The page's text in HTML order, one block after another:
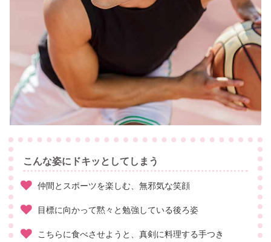
こんな姿にドキッとしてしまう
仲間とスポーツを楽しむ、無邪気な笑顔
目標に向かって黙々と勉強している後ろ姿
こちらに食べさせようと、真剣に料理する手つき